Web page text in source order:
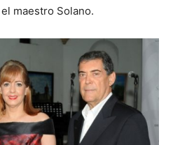
maestro Solano.